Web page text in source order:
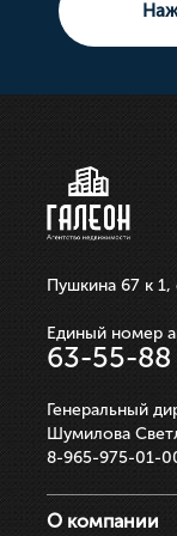
Пушкина 67 к
Единый номер
63-55-88
Генеральный
Шумилова
8-965-975-01-
О компании